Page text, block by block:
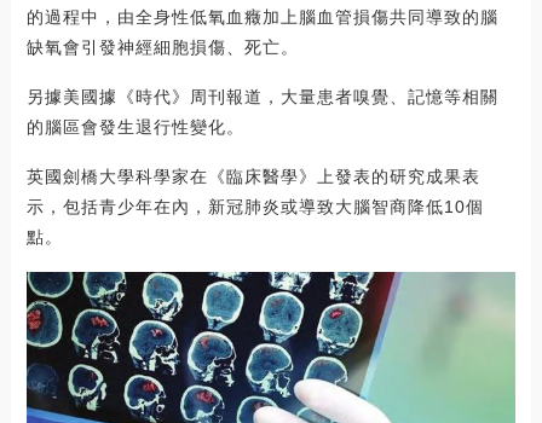
的過程中，由全身性低氧血癥加上腦血管損傷共同導致的腦
缺氧會引發神經細胞損傷、死亡。
另據美國據《時代》周刊報道，大量患者嗅覺、記憶等相關
的腦區會發生退行性變化。
英國劍橋大學科學家在《臨床醫學》上發表的研究成果表
示，包括青少年在內，新冠肺炎或導致大腦智商降低10個
點。